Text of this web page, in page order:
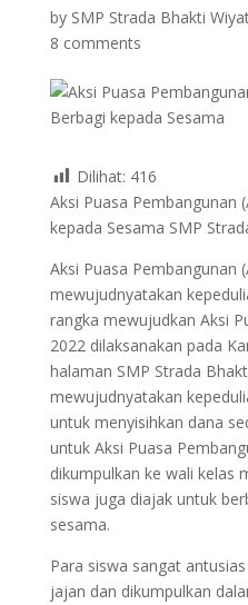
by SMP Strada Bhakti
8 comments
Dilihat: 416
Aksi Puasa Pembangunan
kepada Sesama SMP
Aksi Puasa Pembangunan
mewujudnyatakan
rangka mewujudkan Aksi
2022 dilaksanakan pada
halaman SMP Strada
mewujudnyatakan
untuk menyisihkan dana
untuk Aksi Puasa
dikumpulkan ke wali kelas
siswa juga diajak untuk
sesama.
Para siswa sangat
jajan dan dikumpulkan